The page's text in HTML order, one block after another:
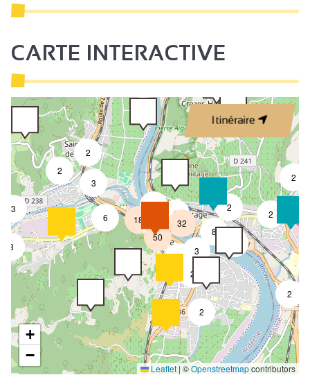
CARTE INTERACTIVE
Itinéraire
2
2
2
2
2
2
2
8
3
3
2
3
6
3
18
2
8
3
50
32
+
−
Leaflet | ©Openstreetmapcontributors